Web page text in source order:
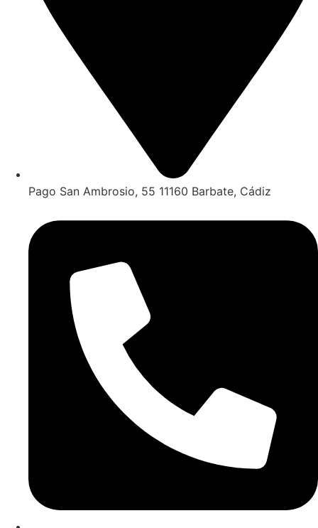
Pago San Ambrosio, 55 11160 Barbate, Cádiz